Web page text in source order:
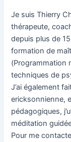
Je suis Thierry
thérapeute,
depuis plus de
formation de
(Programmation
techniques de
J’ai également
ericksonnienne,
pédagogiques,
méditation
Pour me